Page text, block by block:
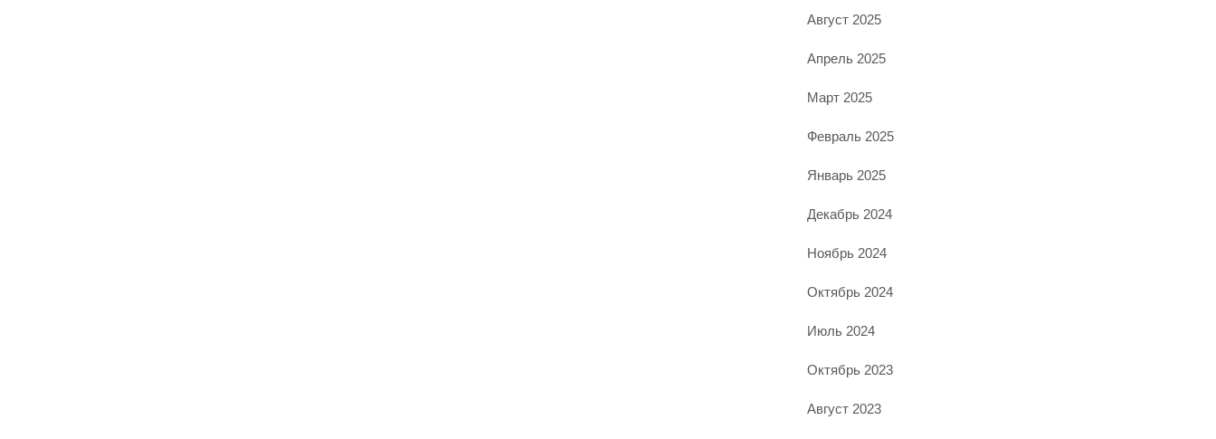
Август 2025
Апрель 2025
Март 2025
Февраль 2025
Январь 2025
Декабрь 2024
Ноябрь 2024
Октябрь 2024
Июль 2024
Октябрь 2023
Август 2023